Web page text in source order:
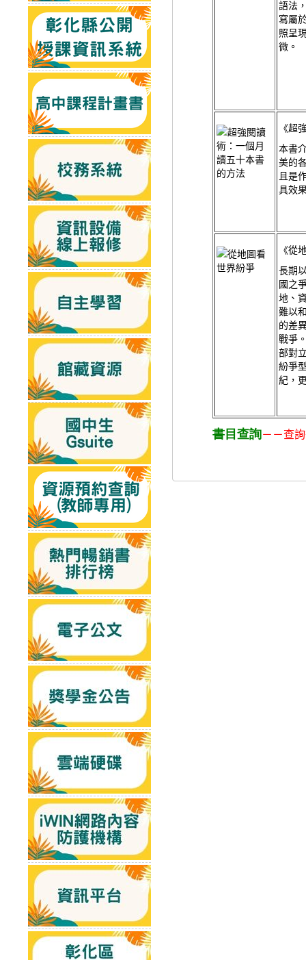
語法
寫屬
照呈
微。
《
本書
美的
且是
具效
《從
長期
國之
地、
難以
的差
戰爭
部對
紛爭
紀，
書目查詢－－查